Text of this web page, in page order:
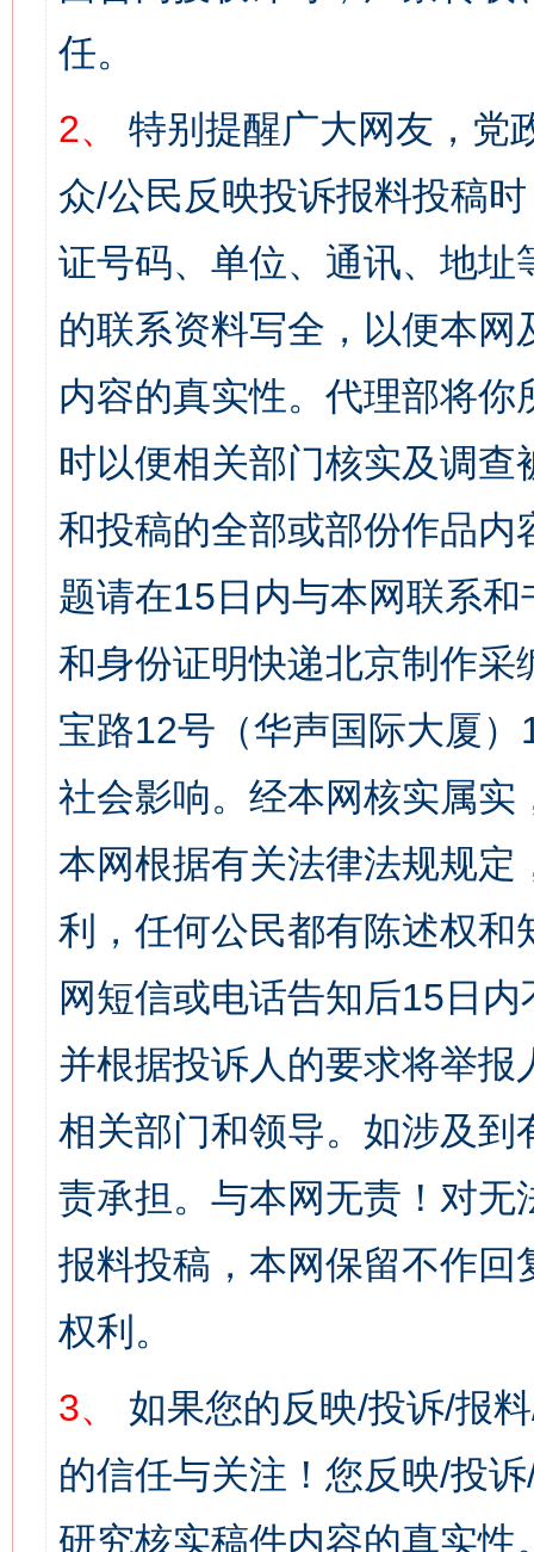
任。
2、
特别提醒广大网友，党
众/公民反映投诉报料投稿
证号码、单位、通讯、地
的联系资料写全，以便本
内容的真实性。代理部将
时以便相关部门核实及调
和投稿的全部或部份作品
题请在15日内与本网联系
和身份证明快递北京制作
宝路12号（华声国际大厦
社会影响。经本网核实属
本网根据有关法律法规规
利，任何公民都有陈述权
网短信或电话告知后15日
并根据投诉人的要求将举
相关部门和领导。如涉及
责承担。与本网无责！对
报料投稿，本网保留不作
权利。
3、
如果您的反映/投诉/报
的信任与关注！您反映/投
研究核实稿件内容的真实